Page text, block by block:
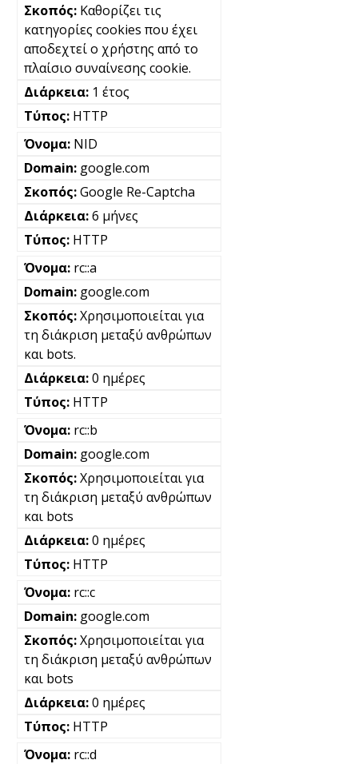
Καθορίζει τις
κατηγορίες cookies που έχει
αποδεχτεί ο χρήστης από το
πλαίσιο συναίνεσης cookie.
1 έτος
HTTP
NID
google.com
Google Re-Captcha
6 μήνες
HTTP
rc::a
google.com
Χρησιμοποιείται για
τη διάκριση μεταξύ ανθρώπων
και bots.
0 ημέρες
HTTP
rc::b
google.com
Χρησιμοποιείται για
τη διάκριση μεταξύ ανθρώπων
και bots
0 ημέρες
HTTP
rc::c
google.com
Χρησιμοποιείται για
τη διάκριση μεταξύ ανθρώπων
και bots
0 ημέρες
HTTP
rc::d